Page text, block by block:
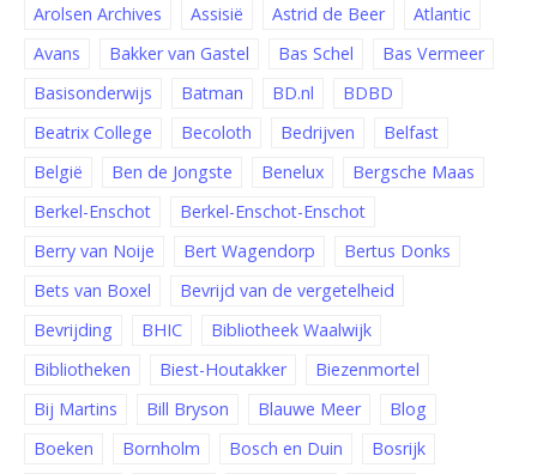
Arolsen Archives
Assisië Astrid de Beer
Atlantic
Avans
Bakker van Gastel Bas Schel
Bas Vermeer
Basisonderwijs
Batman BD.nl
BDBD
Beatrix College
Becoloth Bedrijven
Belfast
België
Ben de Jongste Benelux
Bergsche Maas
Berkel-Enschot
Berkel-Enschot-Enschot
Berry van Noije
Bert Wagendorp
Bertus Donks
Bets van Boxel
Bevrijd van de vergetelheid
Bevrijding
BHIC
Bibliotheek Waalwijk
Bibliotheken
Biest-Houtakker
Biezenmortel
Bij Martins
Bill Bryson Blauwe Meer
Blog
Boeken
Bornholm Bosch en Duin
Bosrijk